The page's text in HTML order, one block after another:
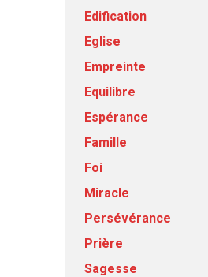
Edification
Eglise
Empreinte
Equilibre
Espérance
Famille
Foi
Miracle
Persévérance
Prière
Sagesse